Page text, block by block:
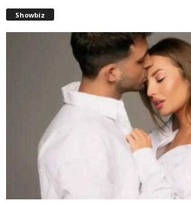
Showbiz